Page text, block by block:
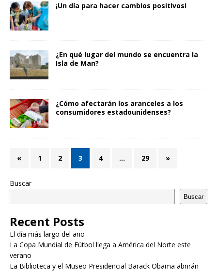
¡Un día para hacer cambios positivos!
¿En qué lugar del mundo se encuentra la
Isla de Man?
¿Cómo afectarán los aranceles a los
consumidores estadounidenses?
« 1 2 3 4 … 29 »
Buscar
Buscar
Recent Posts
El día más largo del año
La Copa Mundial de Fútbol llega a América del Norte este
verano
La Biblioteca y el Museo Presidencial Barack Obama abrirán